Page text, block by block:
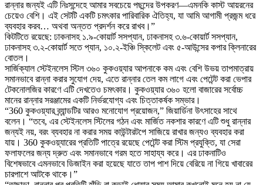
রান্নার জন্যই এটি নিঃসন্দেহে আমার সবচেয়ে পছন্দের উপকরণ—এমনকি কাস্ট আয়রনের
চেয়েও বেশি। এই সেটটি একটি চমৎকার পারিবারিক ঐতিহ্য, যা আমি আগামী প্রজন্ম ধরে
ব্যবহার করব… অথবা অন্তত প্রদর্শন করে রাখব।”
কিটটিতে রয়েছে: ঢাকনাসহ ১.৯-কোয়ার্ট সসপ্যান, ঢাকনাসহ ৩.৬-কোয়ার্ট সসপ্যান,
ঢাকনাসহ ৩.২-কোয়ার্ট সতে প্যান, ১০.২-ইঞ্চি স্কিলেট এবং ৫-আউন্সের কপার ক্লিনারের
বোতল।
সার্জিক্যাল স্টেইনলেস স্টিল ৩৬০ কুকওয়্যার আপনাকে কম এবং বেশি উভয় তাপমাত্রায়
সমানভাবে রান্না করার সুযোগ দেয়, এতে রান্নার তেল কম লাগে এবং পেটেন্ট করা ভেপার
টেকনোলজির কারণে এটি দেখতেও চমৎকার। কুকওয়্যার ৩৬০ হলো বাজারের সর্বোচ্চ
মানের রান্নার সরঞ্জামের একটি নির্ভরযোগ্য এবং চিত্তাকর্ষক সম্ভার।
“360 কুকওয়্যার ব্র্যান্ডটির আরও মনোযোগ প্রয়োজন,” জিয়ার্ডিনা উৎসাহের সাথে
বলেন। “তবে, এর স্টেইনলেস স্টিলের গঠন এবং মার্জিত নকশার কারণে এটি শুধু রান্নার
জন্যই নয়, বরং ব্যবহার না করার সময় কাউন্টারটপে সাজিয়ে রাখার জন্যও ব্যবহার করা
যায়। 360 কুকওয়্যারের প্রতিটি পাত্রে রয়েছে পেটেন্ট করা স্টিম প্রযুক্তি, যা সেরা
ফলাফলের জন্য দ্রুত এবং সমানভাবে গরম হতে সাহায্য করে। এর ঢাকনাটিও
বিশেষভাবে এমনভাবে ডিজাইন করা হয়েছে যাতে তাপ পাশ দিয়ে বেরিয়ে না গিয়ে খাবারের
চারপাশে আটকে থাকে।”